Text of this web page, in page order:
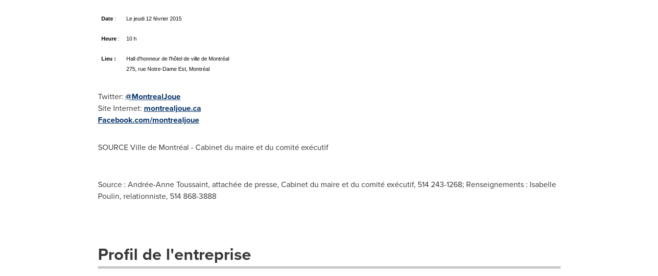
Date: Le jeudi 12 février 2015
Heure: 10 h
Lieu :
Hall d'honneur de l'hôtel de ville de Montréal
275, rue Notre-Dame Est, Montréal
Twitter: @MontrealJoue
Site Internet: montrealjoue.ca
Facebook.com/montrealjoue
SOURCE Ville de Montréal - Cabinet du maire et du comité exécutif
Source : Andrée-Anne Toussaint, attachée de presse, Cabinet du maire et du comité exécutif, 514 243-1268; Renseignements : Isabelle
Poulin, relationniste, 514 868-3888
Profil de l'entreprise